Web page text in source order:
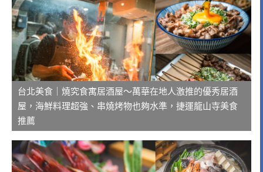
台北美食｜燒究食寓居酒屋～萬華在地人激推的優秀居酒
屋，海鮮料理超強、串燒烤物也夠水準，捷運龍山寺美食
推薦